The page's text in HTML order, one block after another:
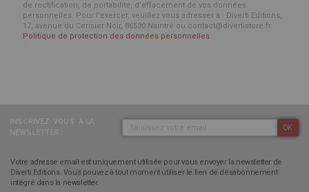
de rectification, de portabilité, d’effacement de vos données
personnelles. Pour l’exercer, veuillez vous adresser à : Diverti Editions,
17, avenue du Cerisier Noir, 86530 Naintré ou contact@divertistore.fr.
Politique de protection des données personnelles
OK
Votre adresse email est uniquement utilisée pour vous envoyer la newsletter de
Diverti Editions. Vous pouvez à tout moment utiliser le lien de désabonnement
intégré dans la newsletter.